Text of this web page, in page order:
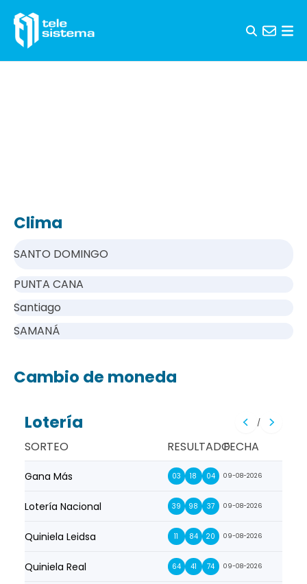
Clima
SANTO DOMINGO
PUNTA CANA
Santiago
SAMANÁ
Cambio de moneda
Lotería /
SORTEO RESULTADOFECHA
Gana Más 03 18 04 09-08-2026
Lotería Nacional 39 98 37 09-08-2026
Quiniela Leidsa 11 84 20 09-08-2026
Quiniela Real 64 41 74 09-08-2026